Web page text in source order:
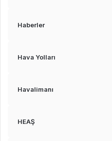
Haberler
Hava Yolları
Havalimanı
HEAŞ